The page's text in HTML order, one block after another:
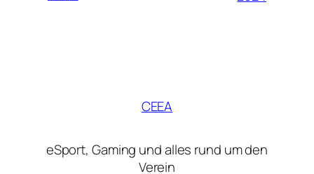
CEEA
eSport, Gaming und alles rund um den
Verein